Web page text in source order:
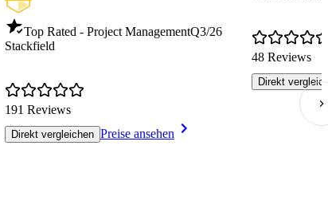
Top Rated - Project ManagementQ3/26
Stackfield
191 Reviews
Direkt vergleichen Preise ansehen
48 Reviews
Direkt